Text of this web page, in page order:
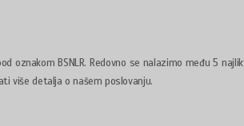
oznakom BSNLR. Redovno se nalazimo među 5
više detalja o našem poslovanju.